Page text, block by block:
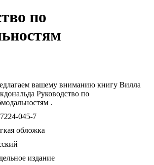
по
вашему вниманию книгу Вилла
Руководство по
.
045-7
обложка
издание